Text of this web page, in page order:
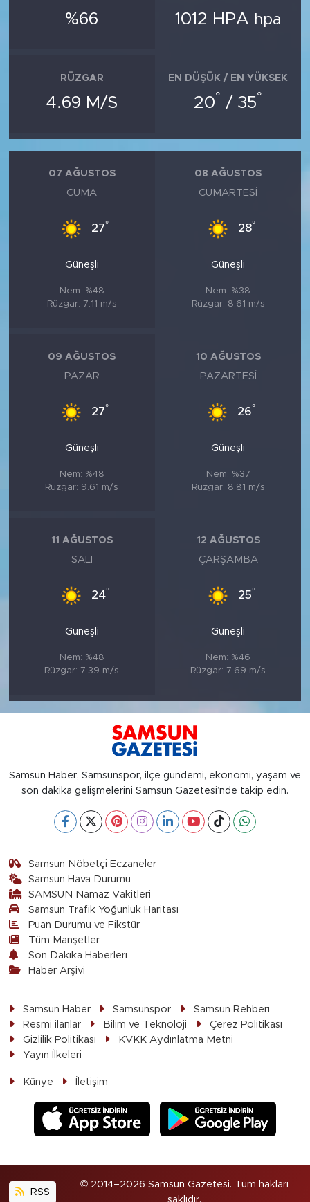
%66 1012 HPA hpa
RÜZGAR
4.69 M/S
EN DÜŞÜK / EN YÜKSEK
20° / 35°
07 AĞUSTOS
CUMA
27°
Güneşli
Nem: %48
Rüzgar: 7.11 m/s
08 AĞUSTOS
CUMARTESI
28°
Güneşli
Nem: %38
Rüzgar: 8.61 m/s
09 AĞUSTOS
PAZAR
27°
Güneşli
Nem: %48
Rüzgar: 9.61 m/s
10 AĞUSTOS
PAZARTESI
26°
Güneşli
Nem: %37
Rüzgar: 8.81 m/s
11 AĞUSTOS
SALI
24°
Güneşli
Nem: %48
Rüzgar: 7.39 m/s
12 AĞUSTOS
ÇARŞAMBA
25°
Güneşli
Nem: %46
Rüzgar: 7.69 m/s
Samsun Haber, Samsunspor, ilçe gündemi, ekonomi, yaşam ve
son dakika gelişmelerini Samsun Gazetesi’nde takip edin.
Samsun Nöbetçi Eczaneler
Samsun Hava Durumu
SAMSUN Namaz Vakitleri
Samsun Trafik Yoğunluk Haritası
Puan Durumu ve Fikstür
Tüm Manşetler
Son Dakika Haberleri
Haber Arşivi
Samsun Haber Samsunspor
Samsun Rehberi
Resmi ilanlar
Bilim ve Teknoloji
Çerez Politikası
Gizlilik Politikası
KVKK Aydınlatma Metni
Yayın İlkeleri
Künye İletişim
RSS
© 2014–2026 Samsun Gazetesi. Tüm hakları
saklıdır.